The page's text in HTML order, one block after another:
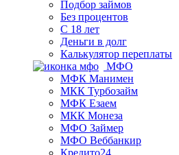
Подбор займов
Без процентов
С 18 лет
Деньги в долг
Калькулятор переплаты
МФО
МФК Манимен
МКК Турбозайм
МФК Езаем
МКК Монеза
МФО Займер
МФО Веббанкир
Кредито24